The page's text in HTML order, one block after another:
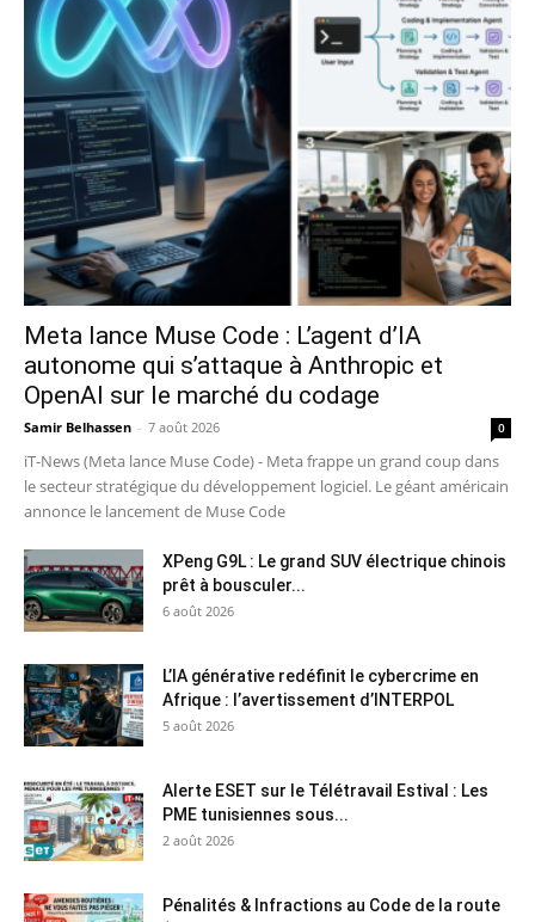
Meta lance Muse Code : L’agent d’IA
autonome qui s’attaque à Anthropic et
OpenAI sur le marché du codage
Samir Belhassen - 7 août 2026 0
iT-News (Meta lance Muse Code) - Meta frappe un grand coup dans
le secteur stratégique du développement logiciel. Le géant américain
annonce le lancement de Muse Code
XPeng G9L : Le grand SUV électrique chinois
prêt à bousculer...
6 août 2026
L’IA générative redéfinit le cybercrime en
Afrique : l’avertissement d’INTERPOL
5 août 2026
Alerte ESET sur le Télétravail Estival : Les
PME tunisiennes sous...
2 août 2026
Pénalités & Infractions au Code de la route